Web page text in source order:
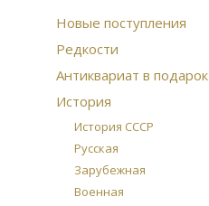
Новые поступления
Редкости
Антиквариат в подарок
История
История СССР
Русская
Зарубежная
Военная